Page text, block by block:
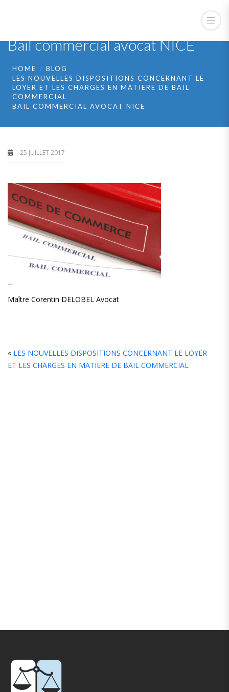
Bail commercial avocat NICE
HOME
BLOG
LES NOUVELLES DISPOSITIONS CONCERNANT LE
LOYER ET LES CHARGES EN MATIERE DE BAIL
COMMERCIAL
BAIL COMMERCIAL AVOCAT NICE
25 JUILLET 2017
Maître Corentin DELOBEL Avocat
« LES NOUVELLES DISPOSITIONS CONCERNANT LE LOYER
ET LES CHARGES EN MATIERE DE BAIL COMMERCIAL